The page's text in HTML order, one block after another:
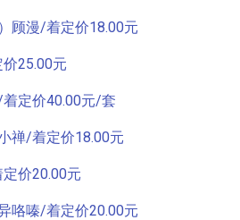
顾漫/着定价18.00元
价25.00元
着定价40.00元/套
禅/着定价18.00元
价20.00元
咯嗪/着定价20.00元